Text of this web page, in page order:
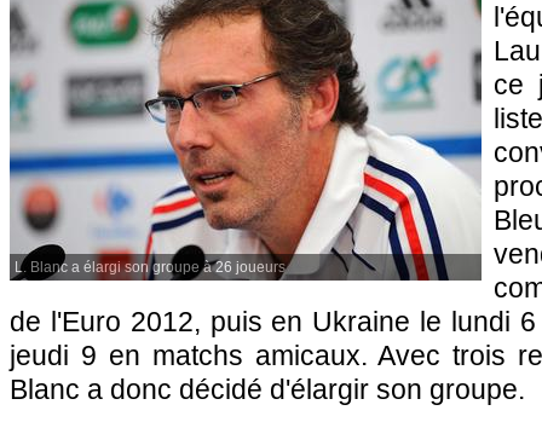
L. Blanc a élargi son groupe à 26 joueurs
ce
de l'Euro 2012, puis en Ukraine le lundi
jeudi 9 en matchs amicaux. Avec trois
Blanc a donc décidé d'élargir son groupe.